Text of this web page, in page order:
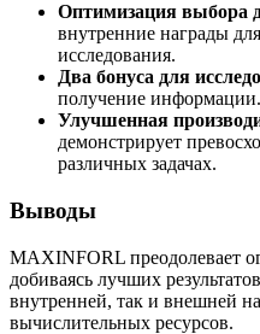
Оптимизация выбора
внутренние награды
исследования.
Два бонуса для
получение информации.
Улучшенная
демонстрирует
различных задачах.
Выводы
MAXINFORL преодолевает
добиваясь лучших
внутренней, так и внешней
вычислительных ресурсов.